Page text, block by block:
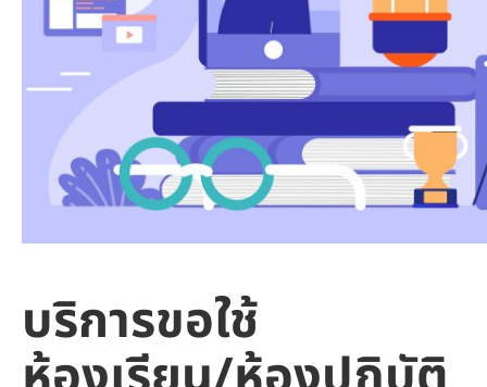
บริการขอใช้